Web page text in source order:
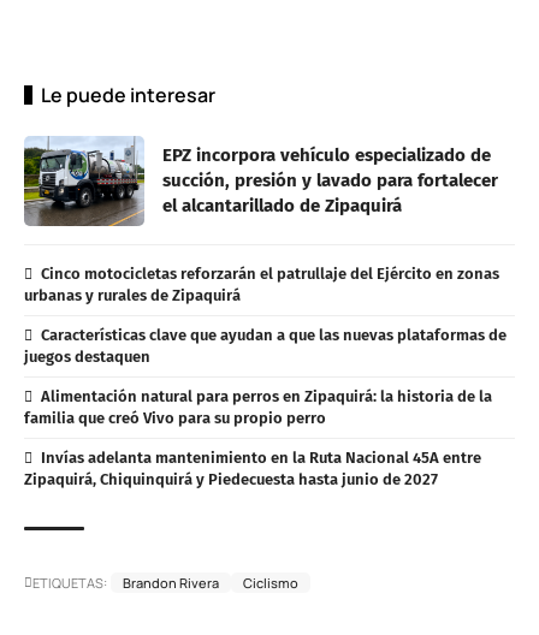
Le puede interesar
EPZ incorpora vehículo especializado de
succión, presión y lavado para fortalecer
el alcantarillado de Zipaquirá
Cinco motocicletas reforzarán el patrullaje del Ejército en zonas
urbanas y rurales de Zipaquirá
Características clave que ayudan a que las nuevas plataformas de
juegos destaquen
Alimentación natural para perros en Zipaquirá: la historia de la
familia que creó Vivo para su propio perro
Invías adelanta mantenimiento en la Ruta Nacional 45A entre
Zipaquirá, Chiquinquirá y Piedecuesta hasta junio de 2027
ETIQUETAS: Brandon Rivera Ciclismo